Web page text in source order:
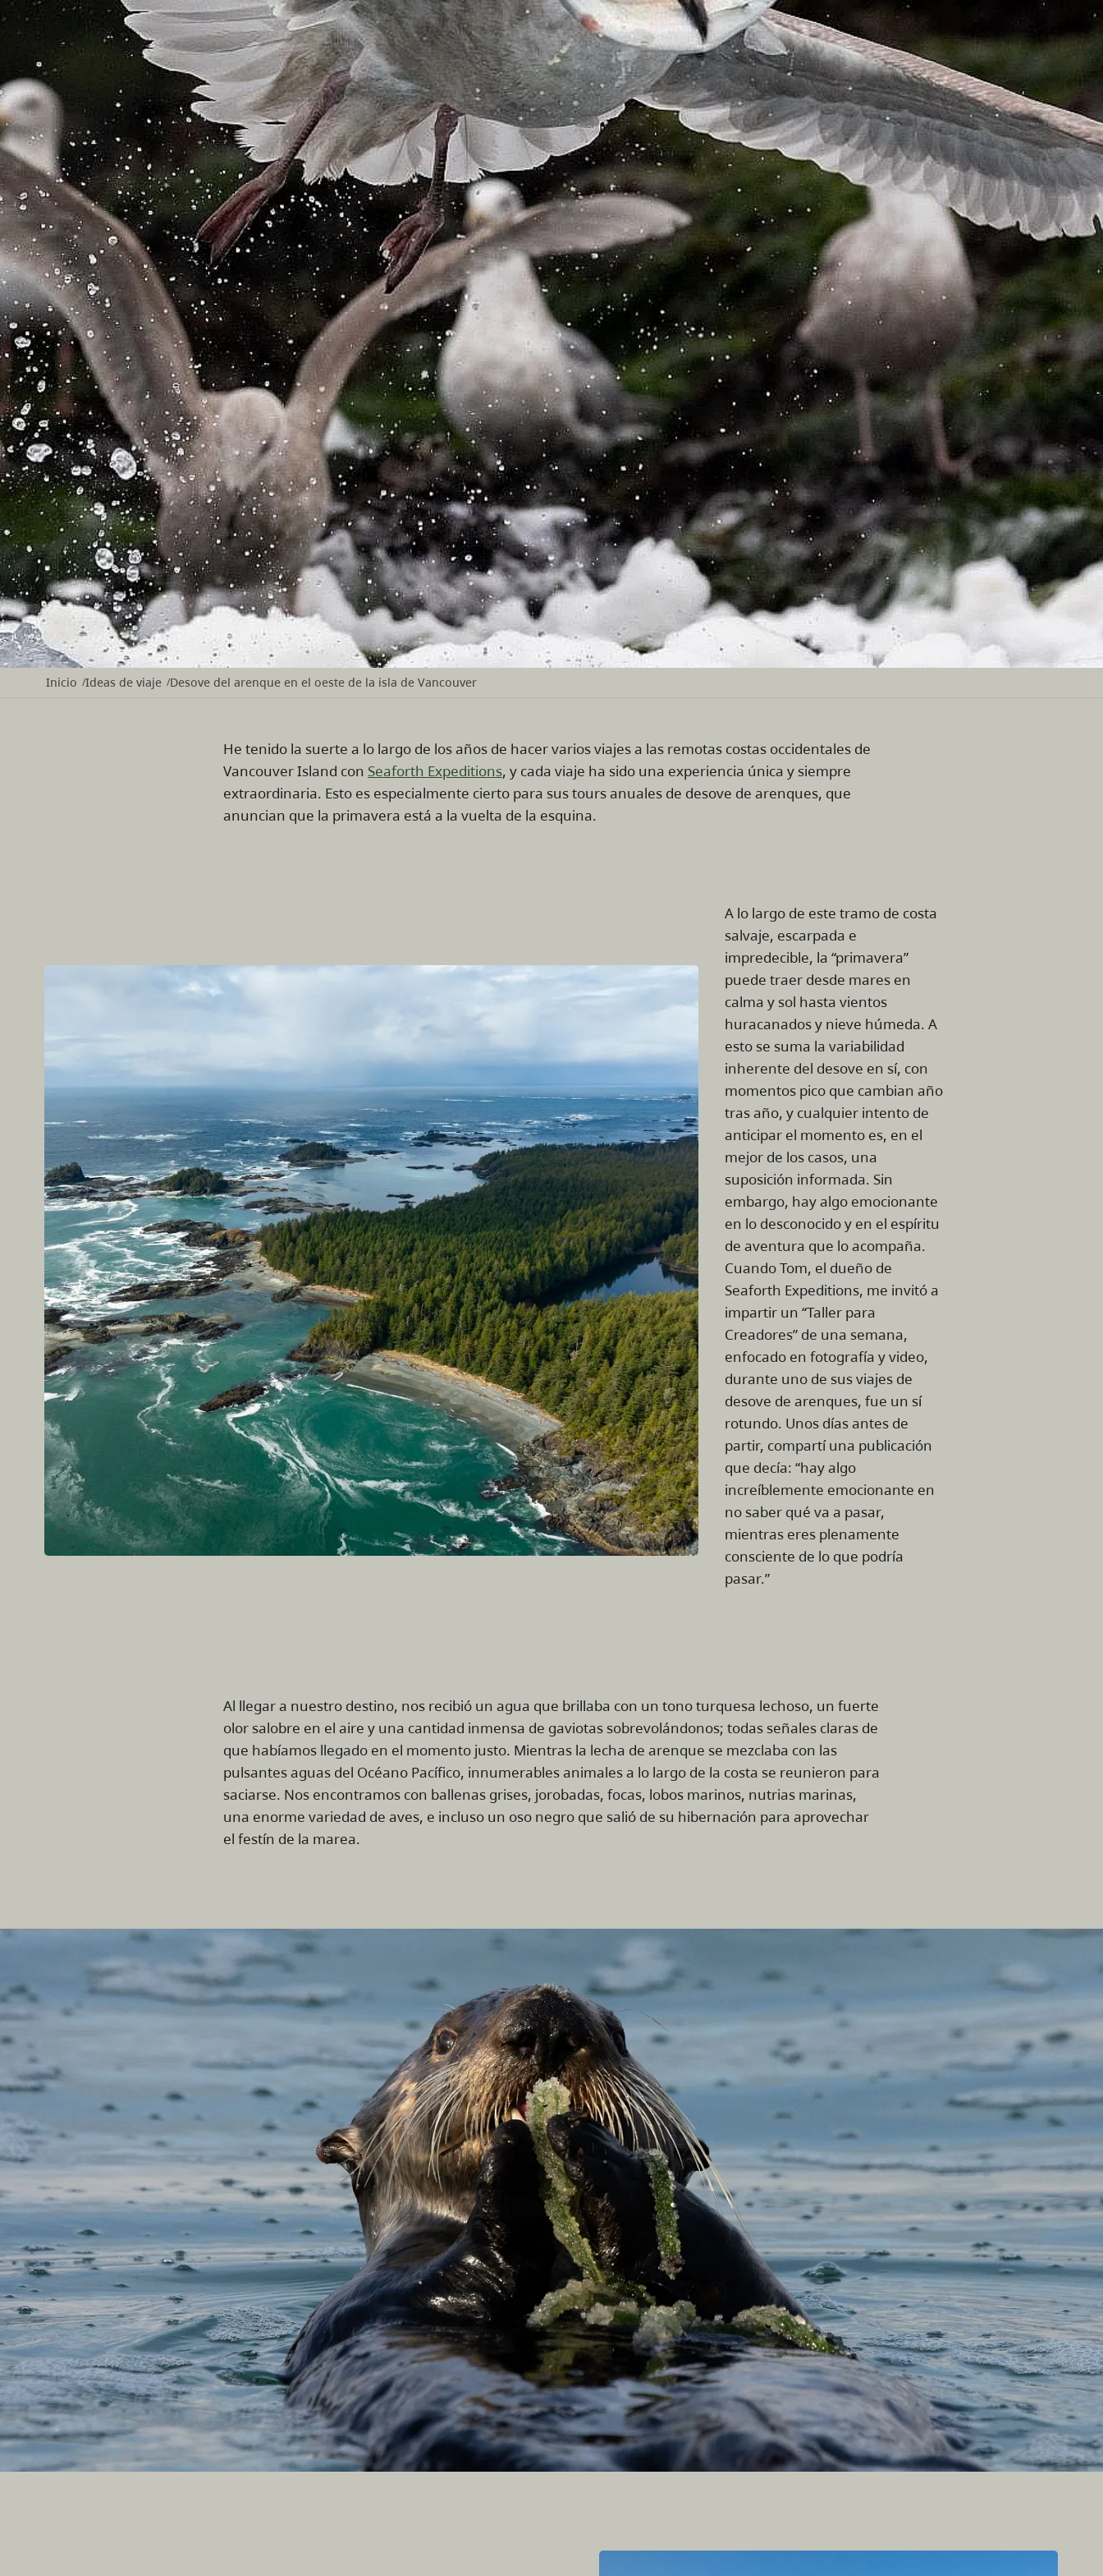
Inicio /Ideas de viaje /Desove del arenque en el oeste de la isla de Vancouver
He tenido la suerte a lo largo de los años de hacer varios viajes a las remotas costas occidentales de
Vancouver Island con Seaforth Expeditions, y cada viaje ha sido una experiencia única y siempre
extraordinaria. Esto es especialmente cierto para sus tours anuales de desove de arenques, que
anuncian que la primavera está a la vuelta de la esquina.
A lo largo de este tramo de costa
salvaje, escarpada e
impredecible, la “primavera”
puede traer desde mares en
calma y sol hasta vientos
huracanados y nieve húmeda. A
esto se suma la variabilidad
inherente del desove en sí, con
momentos pico que cambian año
tras año, y cualquier intento de
anticipar el momento es, en el
mejor de los casos, una
suposición informada. Sin
embargo, hay algo emocionante
en lo desconocido y en el espíritu
de aventura que lo acompaña.
Cuando Tom, el dueño de
Seaforth Expeditions, me invitó a
impartir un “Taller para
Creadores” de una semana,
enfocado en fotografía y video,
durante uno de sus viajes de
desove de arenques, fue un sí
rotundo. Unos días antes de
partir, compartí una publicación
que decía: “hay algo
increíblemente emocionante en
no saber qué va a pasar,
mientras eres plenamente
consciente de lo que podría
pasar.”
Al llegar a nuestro destino, nos recibió un agua que brillaba con un tono turquesa lechoso, un fuerte
olor salobre en el aire y una cantidad inmensa de gaviotas sobrevolándonos; todas señales claras de
que habíamos llegado en el momento justo. Mientras la lecha de arenque se mezclaba con las
pulsantes aguas del Océano Pacífico, innumerables animales a lo largo de la costa se reunieron para
saciarse. Nos encontramos con ballenas grises, jorobadas, focas, lobos marinos, nutrias marinas,
una enorme variedad de aves, e incluso un oso negro que salió de su hibernación para aprovechar
el festín de la marea.